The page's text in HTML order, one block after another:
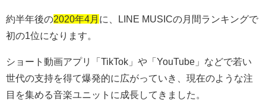
約半年後の2020年4月 に、 LINE MUSICの月間ランキングで
初の1 位になります。
ショート動画アプリ「 TikTok 」や「 YouTube 」などで若い
世代の支持を得て爆発的に広がっていき、現在のような注
目を集める音楽ユニットに成長してきました。